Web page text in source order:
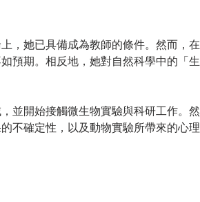
，她已具備成為教師的條件。然而，在
預期。相反地，她對自然科學中的「生
並開始接觸微生物實驗與科研工作。然
不確定性，以及動物實驗所帶來的心理